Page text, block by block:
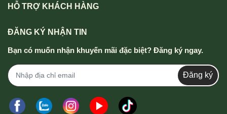
HỖ TRỢ KHÁCH HÀNG
ĐĂNG KÝ NHẬN TIN
Bạn có muốn nhận khuyến mãi đặc biệt? Đăng ký ngay.
Đăng ký